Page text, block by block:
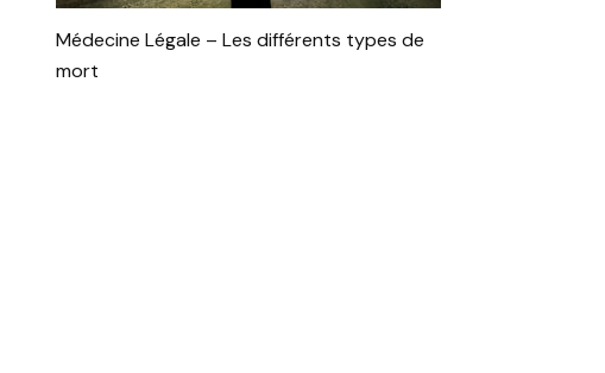
Médecine Légale – Les différents types de
mort